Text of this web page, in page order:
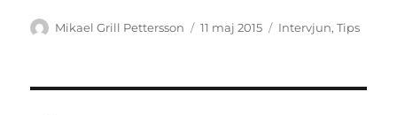
Författare
Mikael Grill Pettersson
Publicerat
11 maj 2015 Kategorier
Intervjun,Tips